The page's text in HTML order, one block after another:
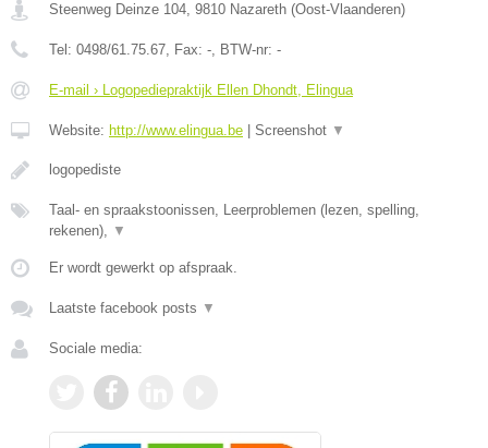
Steenweg Deinze 104, 9810 Nazareth (Oost-Vlaanderen)
Tel: 0498/61.75.67, Fax: -, BTW-nr: -
E-mail › Logopediepraktijk Ellen Dhondt, Elingua
Website: http://www.elingua.be Screenshot ▼
logopediste
Taal- en spraakstoonissen, Leerproblemen (lezen, spelling,
rekenen), ▼
Er wordt gewerkt op afspraak.
Laatste facebook posts ▼
Sociale media: